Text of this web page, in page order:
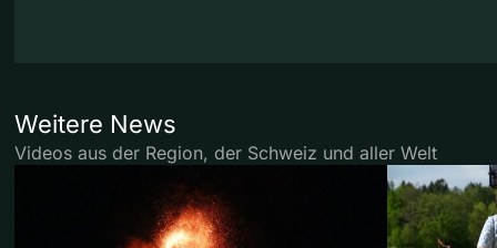
Weitere News
Videos aus der Region, der Schweiz und aller Welt